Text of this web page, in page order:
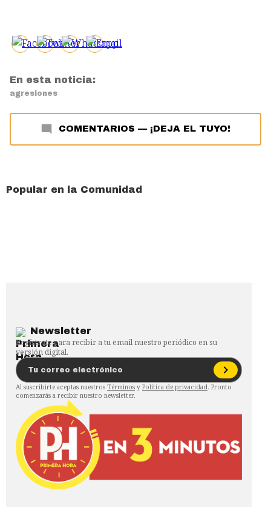
En esta noticia:
agresiones
COMENTARIOS — ¡DEJA EL TUYO!
Popular en la Comunidad
Newsletter
Regístrate para recibir a tu email nuestro periódico en su
versión digital.
Al suscribirte aceptas nuestros Términos y Política de privacidad. Pronto
comenzarás a recibir nuestro newsletter.